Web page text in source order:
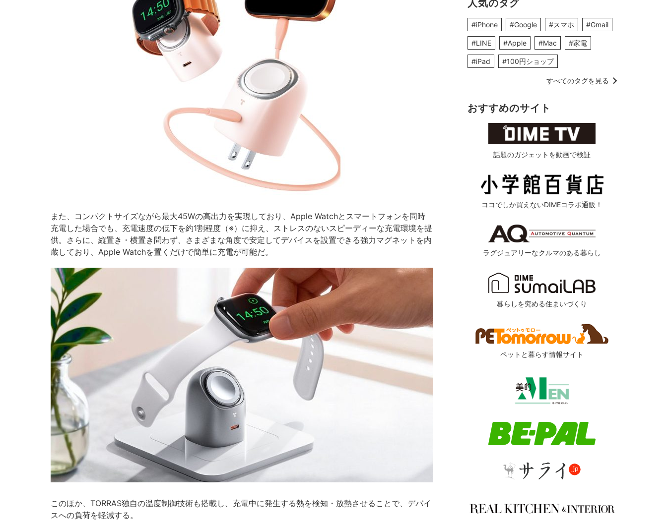
また、コンパクトサイズながら最大45Wの高出力を実現しており、Apple Watchとスマートフォンを同時
充電した場合でも、充電速度の低下を約1割程度（※）に抑え、ストレスのないスピーディーな充電環境を提
供。さらに、縦置き・横置き問わず、さまざまな角度で安定してデバイスを設置できる強力マグネットを内
蔵しており、Apple Watchを置くだけで簡単に充電が可能だ。
このほか、TORRAS独自の温度制御技術も搭載し、充電中に発生する熱を検知・放熱させることで、デバイ
スへの負荷を軽減する。
人気のタグ
#iPhone #Google #スマホ #Gmail
#LINE #Apple #Mac #家電
#iPad #100円ショップ
すべてのタグを見る
おすすめのサイト
話題のガジェットを動画で検証
ココでしか買えないDIMEコラボ通販！
ラグジュアリーなクルマのある暮らし
暮らしを究める住まいづくり
ペットと暮らす情報サイト